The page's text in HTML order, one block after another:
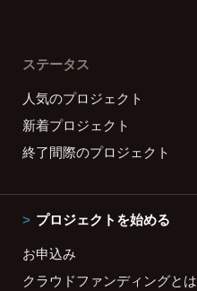
ステータス
人気のプロジェクト
新着プロジェクト
終了間際のプロジェクト
プロジェクトを始める
お申込み
クラウドファンディングとは